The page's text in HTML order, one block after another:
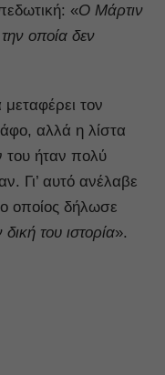
«Ο Μάρτιν
οποία δεν
τον
αλλά η λίστα
ήταν πολύ
Γι’ αυτό ανέλαβε
οποίος δήλωσε
του ιστορία».